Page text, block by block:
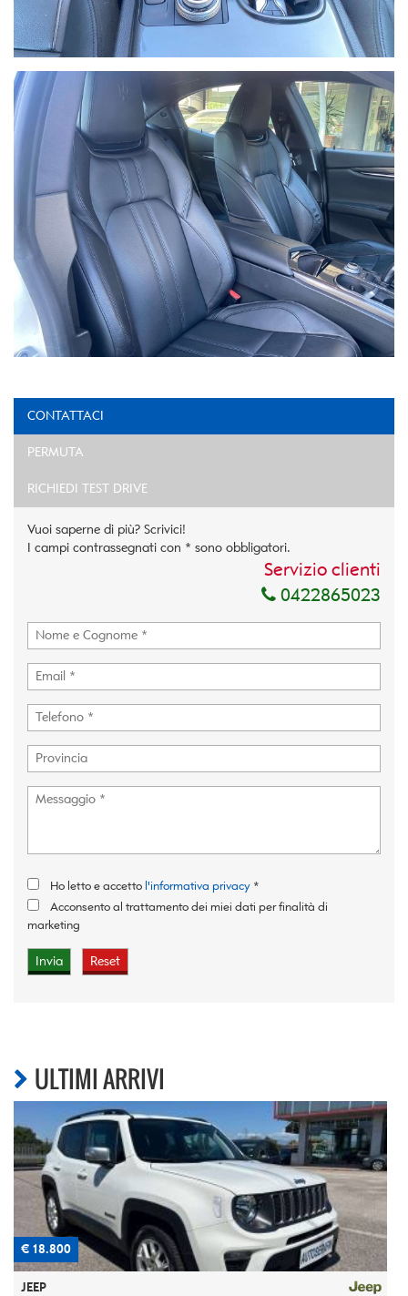
CONTATTACI
PERMUTA
RICHIEDI TEST DRIVE
Vuoi saperne di più? Scrivici!
I campi contrassegnati con * sono obbligatori.
Servizio clienti
0422865023
Ho letto e accetto l'informativa privacy *
Acconsento al trattamento dei miei dati per finalità di
marketing
ULTIMI ARRIVI
€ 18.800
JEEP